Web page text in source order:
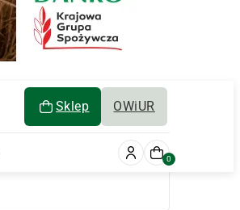
Sklep OWiUR
0